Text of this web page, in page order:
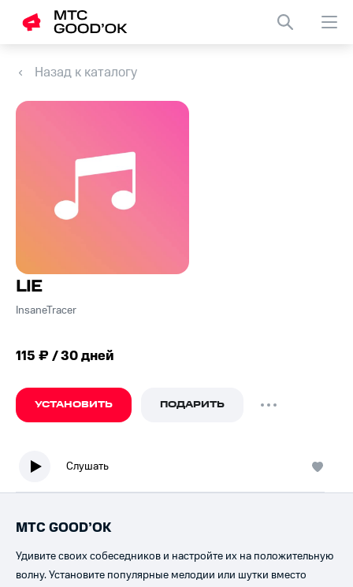
Назад к каталогу
LIE
InsaneTracer
115 ₽ / 30 дней
УСТАНОВИТЬ ПОДАРИТЬ
Слушать
МТС GOOD’OK
Удивите своих собеседников и настройте их на положительную
волну. Установите популярные мелодии или шутки вместо